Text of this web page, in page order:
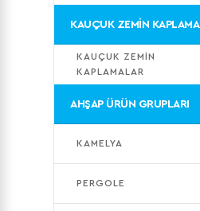
KAUÇUK ZEMİN KAPLAMA
KAUÇUK ZEMİN
KAPLAMALAR
AHŞAP ÜRÜN GRUPLARI
KAMELYA
PERGOLE